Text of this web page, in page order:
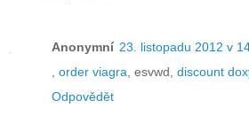
Anonymní 23. listopadu 2012 v
order viagra , esvwd, discount
Odpovědět